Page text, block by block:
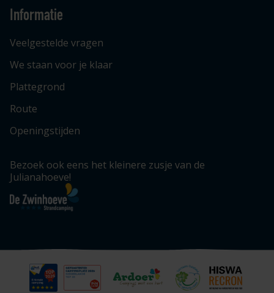
Informatie
Veelgestelde vragen
We staan voor je klaar
Plattegrond
Route
Openingstijden
Bezoek ook eens het kleinere zusje van de
Julianahoeve!